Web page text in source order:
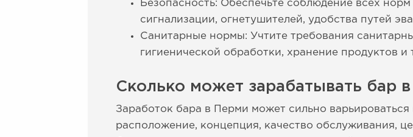
Безопасность: Обеспечьте соблюдение всех
сигнализации, огнетушителей, удобства путей
Санитарные нормы: Учтите требования
гигиенической обработки, хранение продуктов и
Сколько может зарабатывать бар
Заработок бара в Перми может сильно
расположение, концепция, качество обслуживания,